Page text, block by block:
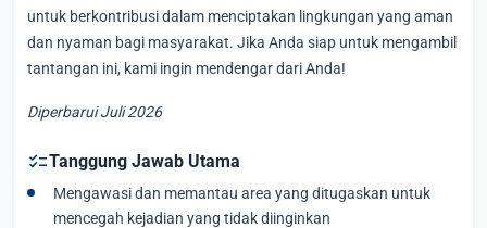
untuk berkontribusi dalam menciptakan lingkungan yang aman
dan nyaman bagi masyarakat. Jika Anda siap untuk mengambil
tantangan ini, kami ingin mendengar dari Anda!
Diperbarui Juli 2026
checklistTanggung Jawab Utama
Mengawasi dan memantau area yang ditugaskan untuk
mencegah kejadian yang tidak diinginkan